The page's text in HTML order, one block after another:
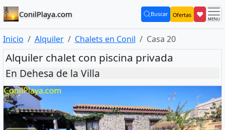
ConilPlaya.com Buscar
(current) Ofertas ❤
Inicio Alquiler Chalets en Conil Casa 20
Alquiler chalet con piscina privada
En Dehesa de la Villa